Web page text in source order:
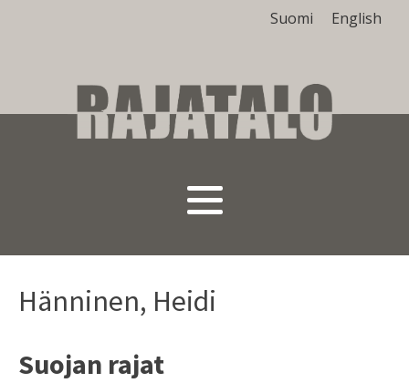
Suomi English
Hänninen, Heidi
Suojan rajat